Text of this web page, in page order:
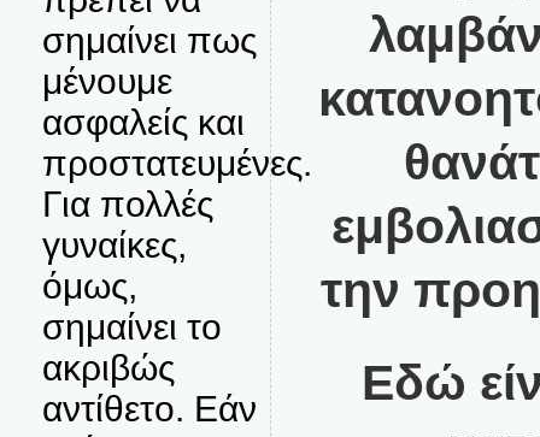
σημαίνει πως
μένουμε
ασφαλείς και
προστατευμένες.
Για πολλές
γυναίκες,
όμως,
σημαίνει το
ακριβώς
αντίθετο. Εάν
την
Εδώ